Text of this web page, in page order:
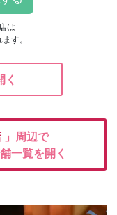
は
す。
く
」周辺で
一覧を開く